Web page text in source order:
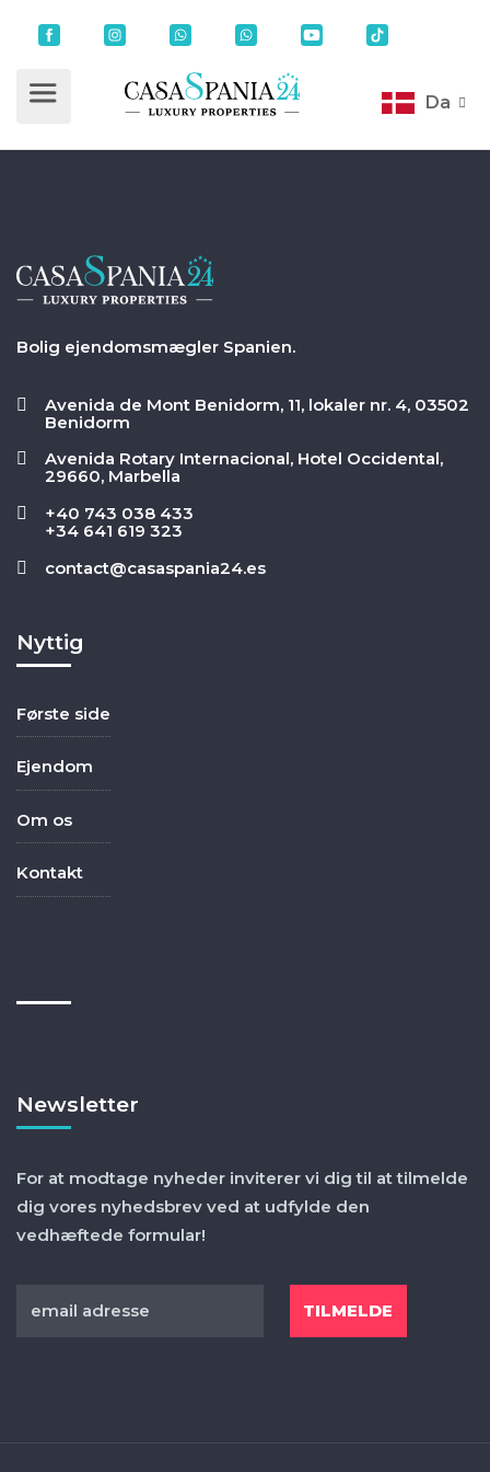
Da
Bolig ejendomsmægler Spanien.
Avenida de Mont Benidorm, 11, lokaler nr. 4, 03502
Benidorm
Avenida Rotary Internacional, Hotel Occidental,
29660, Marbella
+40 743 038 433
+34 641 619 323
contact@casaspania24.es
Nyttig
Første side
Ejendom
Om os
Kontakt
Newsletter
For at modtage nyheder inviterer vi dig til at tilmelde
dig vores nyhedsbrev ved at udfylde den
vedhæftede formular!